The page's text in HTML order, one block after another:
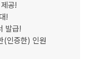
공!
!
발급!
(인증한) 인원